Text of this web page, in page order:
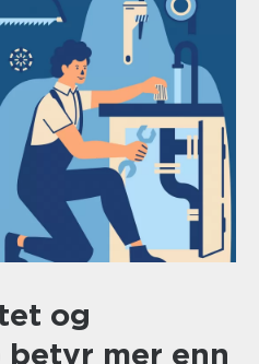
og
mer enn